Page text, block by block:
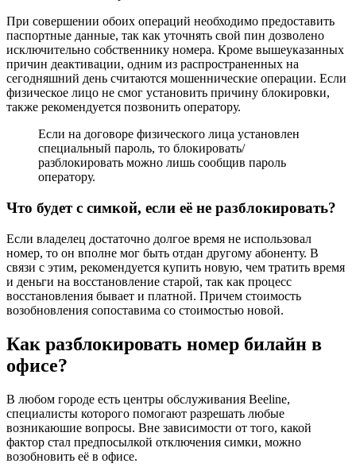
При совершении обоих операций необходимо предоставить
паспортные данные, так как уточнять свой пин дозволено
исключительно собственнику номера. Кроме вышеуказанных
причин деактивации, одним из распространенных на
сегодняшний день считаются мошеннические операции. Если
физическое лицо не смог установить причину блокировки,
также рекомендуется позвонить оператору.
Если на договоре физического лица установлен
специальный пароль, то блокировать/
разблокировать можно лишь сообщив пароль
оператору.
Что будет с симкой, если её не разблокировать?
Если владелец достаточно долгое время не использовал
номер, то он вполне мог быть отдан другому абоненту. В
связи с этим, рекомендуется купить новую, чем тратить время
и деньги на восстановление старой, так как процесс
восстановления бывает и платной. Причем стоимость
возобновления сопоставима со стоимостью новой.
Как разблокировать номер билайн в
офисе?
В любом городе есть центры обслуживания Beeline,
специалисты которого помогают разрешать любые
возникаюшие вопросы. Вне зависимости от того, какой
фактор стал предпосылкой отключения симки, можно
возобновить её в офисе.